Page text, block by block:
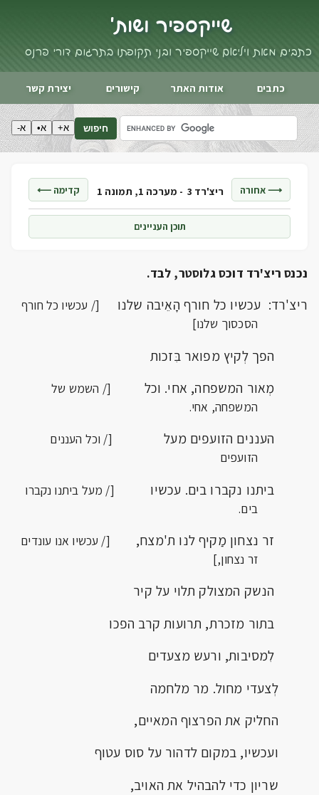
שייקספיר ושות'
כתבים מאת ויליאם שייקספיר ובני תקופתו בתרגום דורי פרנס
כתבים אודות האתר קישורים יצירת קשר
חיפוש א+ א• א-
⟶ אחורה ריצ'רד 3 - מערכה 1, תמונה 1 קדימה ⟵
תוכן העניינים
נכנס ריצ'רד דוכס גלוסטר, לבד.
ריצ'רד: עכשיו כל חורף הָאֵיבה שלנו
[/ עכשיו כל חורף
הסכסוך שלנו]
הפך לְקיץ מפואר בִּזכות
מְאור המשפחה, אחי. וכל
[/ השמש של
המשפחה, אחי.
העננים הזועפים מעל
[/ וכל העננים
הזועפים
ביתנו נקברו בים. עכשיו
[/ מעל ביתנו נקברו
בים.
זר נצחון מַקיף לנו ת'מצח,
[/ עכשיו אנו עונדים
זר נצחון,]
הנשק המצולק תלוי על קיר
בתור מזכרת, תרועות קרב הפכו
לִמסיבות, ורעש מצעדים
לְצעדי מחול. מר מלחמה
החליק את הפרצוף המאיים,
ועכשיו, במקום לדהור על סוס עטוף
שריון כדי להבהיל את האויב,